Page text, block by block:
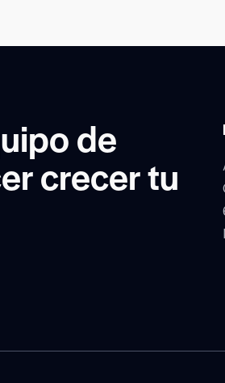
de
crecer tu